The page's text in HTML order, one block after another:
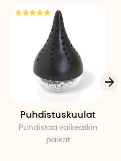
Puhdistuskuulat
Puhdistaa vaikeatkin
paikat